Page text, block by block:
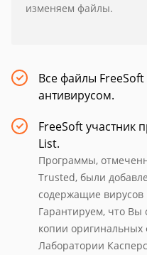
изменяем файлы.
Все файлы
антивирусом.
FreeSoft участник
List.
Программы,
Trusted, были
содержащие вирусов
Гарантируем, что Вы
копии
Лаборатории